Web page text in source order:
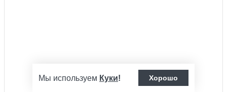
Мы используем Куки! Хорошо